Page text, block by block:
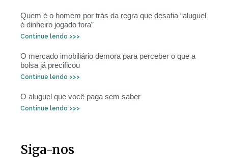
Quem é o homem por trás da regra que desafia “aluguel
é dinheiro jogado fora”
Continue lendo >>>
O mercado imobiliário demora para perceber o que a
bolsa já precificou
Continue lendo >>>
O aluguel que você paga sem saber
Continue lendo >>>
Siga-nos